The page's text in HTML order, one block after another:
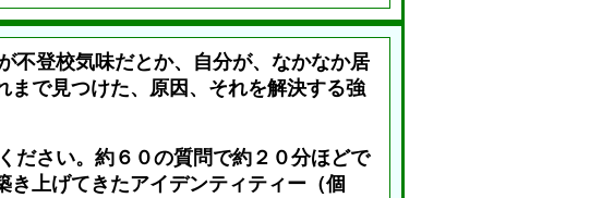
不登校気味だとか、自分が、なかなか居
で見つけた、原因、それを解決する強
ださい。約６０の質問で約２０分ほどで
上げてきたアイデンティティー（個